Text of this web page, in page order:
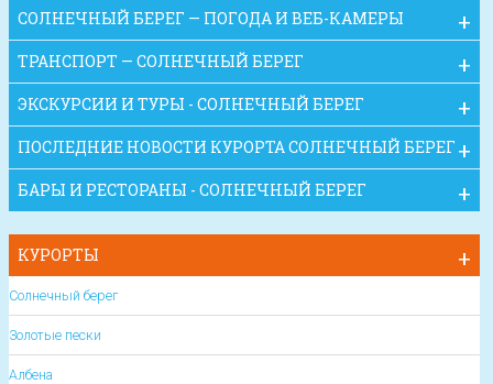
СОЛНЕЧНЫЙ БЕРЕГ — ПОГОДА И ВЕБ-КАМЕРЫ
ТРАНСПОРТ — СОЛНЕЧНЫЙ БЕРЕГ
ЭКСКУРСИИ И ТУРЫ - СОЛНЕЧНЫЙ БЕРЕГ
ПОСЛЕДНИЕ НОВОСТИ КУРОРТА СОЛНЕЧНЫЙ БЕРЕГ
БАРЫ И РЕСТОРАНЫ - СОЛНЕЧНЫЙ БЕРЕГ
КУРОРТЫ
Солнечный берег
Золотые пески
Албена